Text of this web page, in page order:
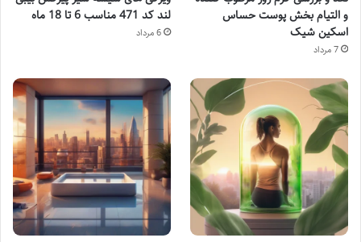
و التیام بخش پوست حساس
اسکین شیک
7 مرداد
لند کد 471 مناسب 6 تا 18 ماه
6 مرداد